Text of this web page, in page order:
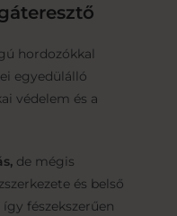
hordozókkal
egyedülálló
védelem és a
de mégis
és belső
fészekszerűen